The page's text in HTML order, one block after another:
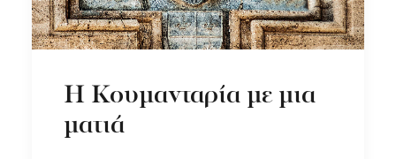
Η Κουμανταρία με μια
ματιά